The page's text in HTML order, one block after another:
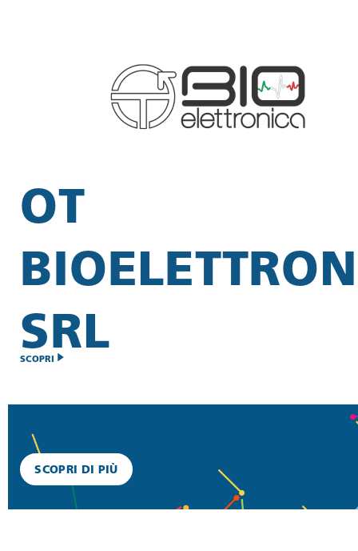
OT
SRL
SCOPRI
SCOPRI DI PIÙ